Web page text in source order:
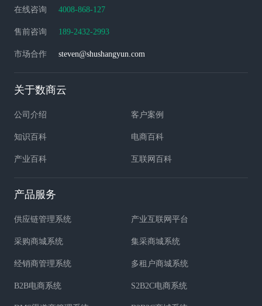
在线咨询 4008-868-127
售前咨询 189-2432-2993
市场合作 steven@shushangyun.com
关于数商云
公司介绍 客户案例
知识百科 电商百科
产业百科 互联网百科
产品服务
供应链管理系统 产业互联网平台
采购商城系统 集采商城系统
经销商管理系统 多租户商城系统
B2B电商系统 S2B2C电商系统